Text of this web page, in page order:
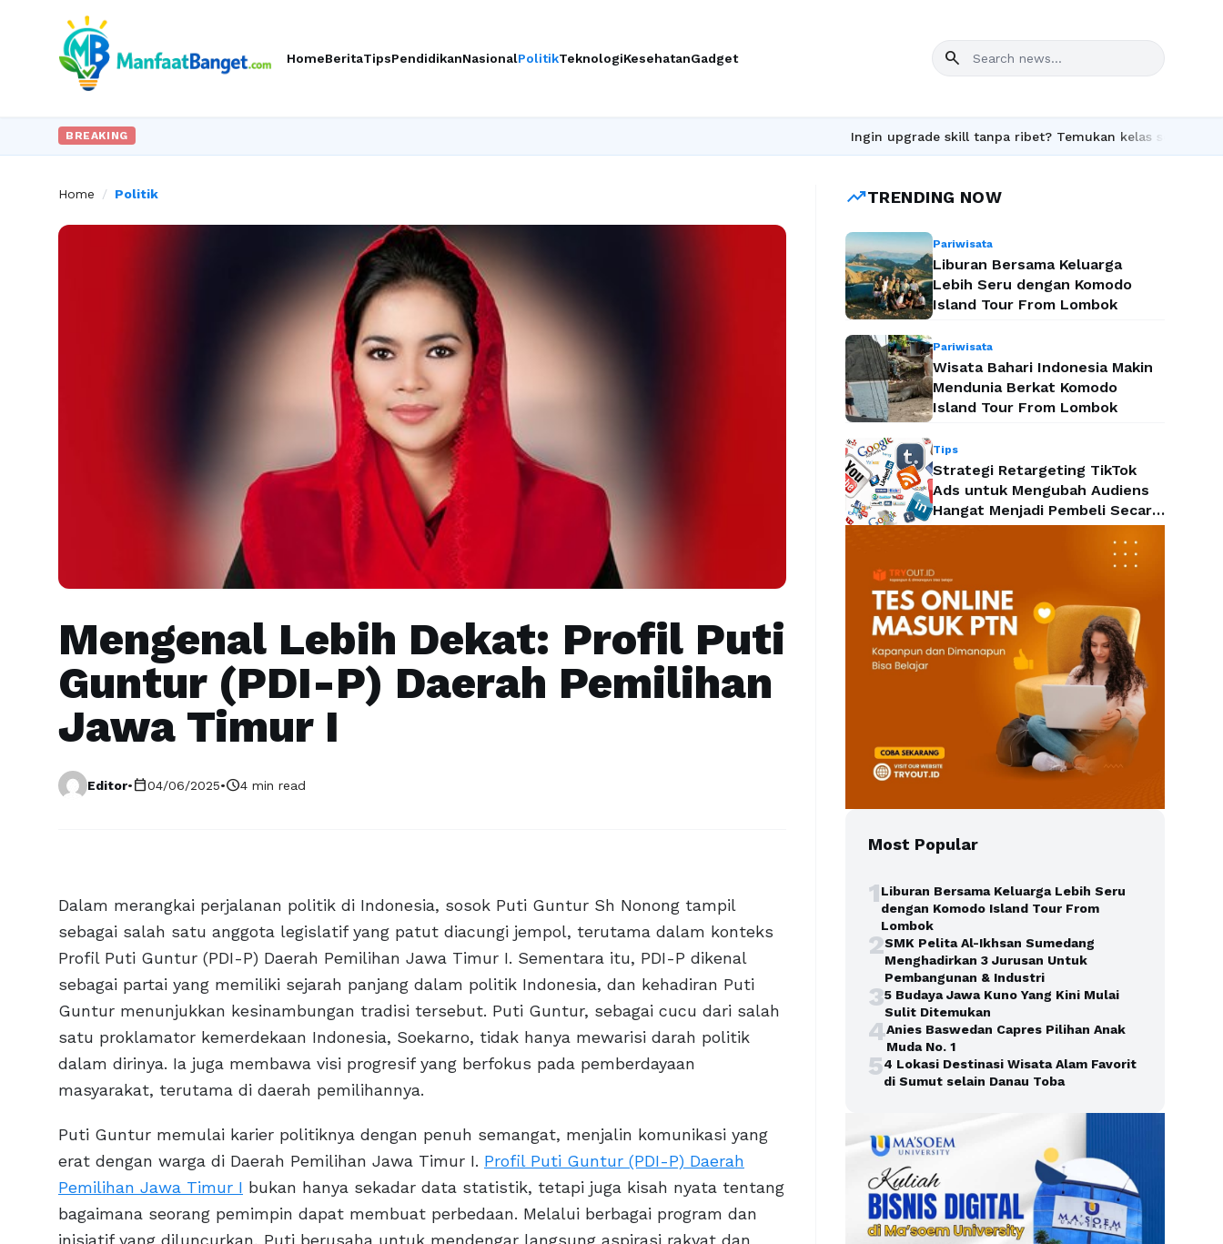
HomeBeritaTipsPendidikanNasionalPolitikTeknologiKesehatanGadget search
BREAKING Ingin upgrade skill tanpa ribet? Temukan kelas seru dan materi
Home / Politik
Mengenal Lebih Dekat: Profil Puti
Guntur (PDI-P) Daerah Pemilihan
Jawa Timur I
Editor•calendar_today04/06/2025•schedule4 min read
Dalam merangkai perjalanan politik di Indonesia, sosok Puti Guntur Sh Nonong tampil
sebagai salah satu anggota legislatif yang patut diacungi jempol, terutama dalam konteks
Profil Puti Guntur (PDI-P) Daerah Pemilihan Jawa Timur I. Sementara itu, PDI-P dikenal
sebagai partai yang memiliki sejarah panjang dalam politik Indonesia, dan kehadiran Puti
Guntur menunjukkan kesinambungan tradisi tersebut. Puti Guntur, sebagai cucu dari salah
satu proklamator kemerdekaan Indonesia, Soekarno, tidak hanya mewarisi darah politik
dalam dirinya. Ia juga membawa visi progresif yang berfokus pada pemberdayaan
masyarakat, terutama di daerah pemilihannya.
Puti Guntur memulai karier politiknya dengan penuh semangat, menjalin komunikasi yang
erat dengan warga di Daerah Pemilihan Jawa Timur I. Profil Puti Guntur (PDI-P) Daerah
Pemilihan Jawa Timur I bukan hanya sekadar data statistik, tetapi juga kisah nyata tentang
bagaimana seorang pemimpin dapat membuat perbedaan. Melalui berbagai program dan
inisiatif yang diluncurkan, Puti berusaha untuk mendengar langsung aspirasi rakyat dan
trending_upTRENDING NOW
Pariwisata
Liburan Bersama Keluarga
Lebih Seru dengan Komodo
Island Tour From Lombok
Pariwisata
Wisata Bahari Indonesia Makin
Mendunia Berkat Komodo
Island Tour From Lombok
Tips
Strategi Retargeting TikTok
Ads untuk Mengubah Audiens
Hangat Menjadi Pembeli Secara
Efektif
Most Popular
1Liburan Bersama Keluarga Lebih Seru
dengan Komodo Island Tour From
Lombok
2SMK Pelita Al-Ikhsan Sumedang
Menghadirkan 3 Jurusan Untuk
Pembangunan & Industri
35 Budaya Jawa Kuno Yang Kini Mulai
Sulit Ditemukan
4Anies Baswedan Capres Pilihan Anak
Muda No. 1
54 Lokasi Destinasi Wisata Alam Favorit
di Sumut selain Danau Toba